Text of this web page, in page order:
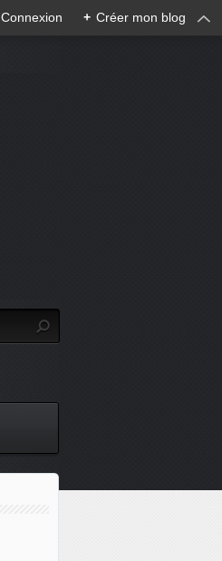
Connexion + Créer mon blog